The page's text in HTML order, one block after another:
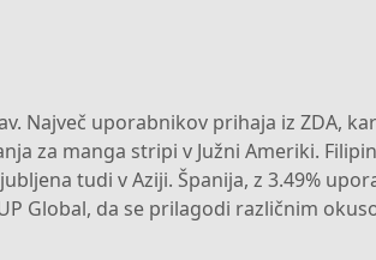
Največ uporabnikov prihaja iz ZDA,
za manga stripi v Južni Ameriki.
tudi v Aziji. Španija, z 3.49%
Global, da se prilagodi različnim